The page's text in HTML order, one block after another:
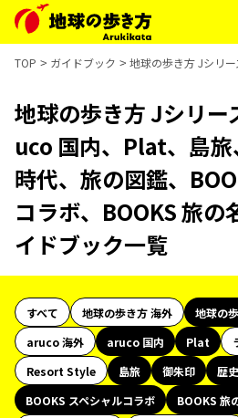
TOP ガイドブック 地球の歩き方 Jシリ
地球の歩き方 Jシリ
uco 国内、Plat、島
時代、旅の図鑑、
コラボ、BOOKS 旅の
イドブック一覧
すべて 地球の歩き方 海外
地球の
aruco 海外
aruco 国内 Plat
Resort Style
島旅 御朱印 歴
BOOKS スペシャルコラボ
BOOKS 旅